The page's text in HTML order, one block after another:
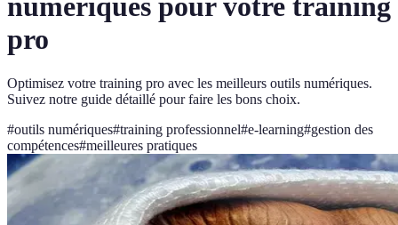
numériques pour votre training
pro
Optimisez votre training pro avec les meilleurs outils numériques.
Suivez notre guide détaillé pour faire les bons choix.
#outils numériques#training professionnel#e-learning#gestion des
compétences#meilleures pratiques